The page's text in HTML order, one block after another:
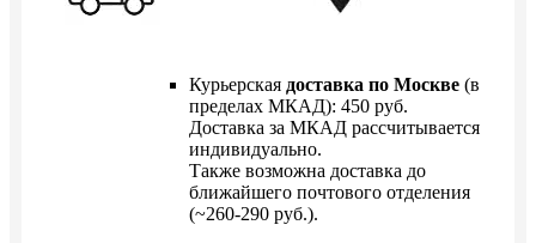
Курьерская доставка по Москве (в
пределах МКАД): 450 руб.
Доставка за МКАД рассчитывается
индивидуально.
Также возможна доставка до
ближайшего почтового отделения
(~260-290 руб.).